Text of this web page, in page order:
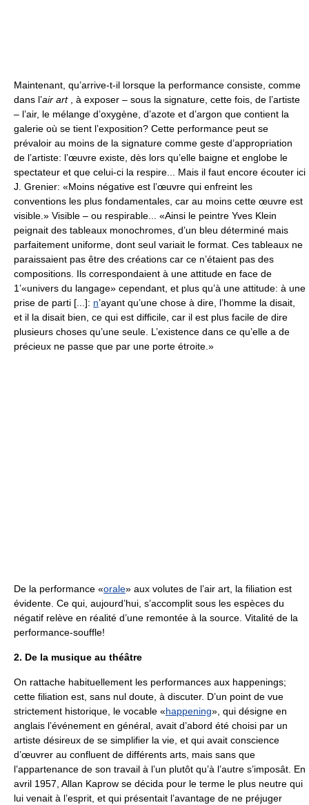
Maintenant, qu’arrive-t-il lorsque la performance consiste, comme
dans l’air art, à exposer – sous la signature, cette fois, de l’artiste
– l’air, le mélange d’oxygène, d’azote et d’argon que contient la
galerie où se tient l’exposition? Cette performance peut se
prévaloir au moins de la signature comme geste d’appropriation
de l’artiste: l’œuvre existe, dès lors qu’elle baigne et englobe le
spectateur et que celui-ci la respire... Mais il faut encore écouter ici
J. Grenier: «Moins négative est l’œuvre qui enfreint les
conventions les plus fondamentales, car au moins cette œuvre est
visible.» Visible – ou respirable... «Ainsi le peintre Yves Klein
peignait des tableaux monochromes, d’un bleu déterminé mais
parfaitement uniforme, dont seul variait le format. Ces tableaux ne
paraissaient pas être des créations car ce n’étaient pas des
compositions. Ils correspondaient à une attitude en face de
1’«univers du langage» cependant, et plus qu’à une attitude: à une
prise de parti [...]: n’ayant qu’une chose à dire, l’homme la disait,
et il la disait bien, ce qui est difficile, car il est plus facile de dire
plusieurs choses qu’une seule. L’existence dans ce qu’elle a de
précieux ne passe que par une porte étroite.»
De la performance «orale» aux volutes de l’air art, la filiation est
évidente. Ce qui, aujourd’hui, s’accomplit sous les espèces du
négatif relève en réalité d’une remontée à la source. Vitalité de la
performance-souffle!
2. De la musique au théâtre
On rattache habituellement les performances aux happenings;
cette filiation est, sans nul doute, à discuter. D’un point de vue
strictement historique, le vocable «happening», qui désigne en
anglais l’événement en général, avait d’abord été choisi par un
artiste désireux de se simplifier la vie, et qui avait conscience
d’œuvrer au confluent de différents arts, mais sans que
l’appartenance de son travail à l’un plutôt qu’à l’autre s’imposât. En
avril 1957, Allan Kaprow se décida pour le terme le plus neutre qui
lui venait à l’esprit, et qui présentait l’avantage de ne préjuger